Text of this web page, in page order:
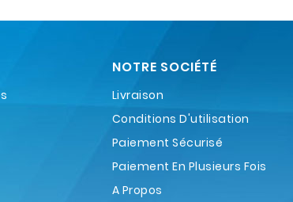
NOTRE SOCIÉTÉ
Livraison
Conditions D'utilisation
Paiement Sécurisé
Paiement En Plusieurs Fois
A Propos